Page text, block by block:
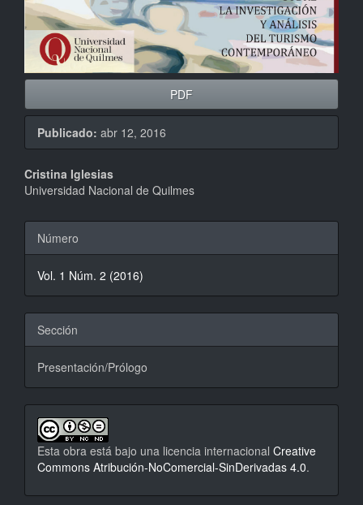
PDF
Publicado: abr 12, 2016
Contenido
principal
del
artículo
Cristina Iglesias
Universidad Nacional de Quilmes
Detalles
del
artículo
Número
Vol. 1 Núm. 2 (2016)
Sección
Presentación/Prólogo
Esta obra está bajo una licencia internacional Creative
Commons Atribución-NoComercial-SinDerivadas 4.0.